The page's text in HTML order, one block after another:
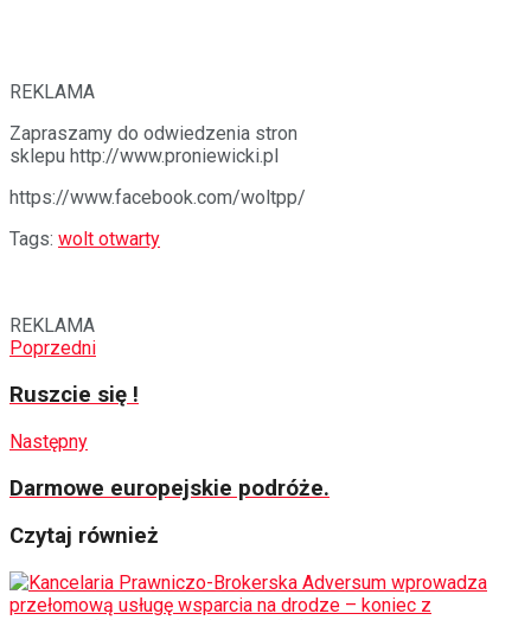
REKLAMA
Zapraszamy do odwiedzenia stron
sklepu http://www.proniewicki.pl
https://www.facebook.com/woltpp/
Tags: wolt otwarty
REKLAMA
Poprzedni
Ruszcie się !
Następny
Darmowe europejskie podróże.
Czytaj również